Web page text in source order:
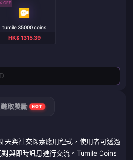
取獎勵 HOT
天與社交探索應用程式，使用者可透過
與即時訊息進行交流。Tumile Coins
OFF
tumile 35000 coins
HK$ 1315.39